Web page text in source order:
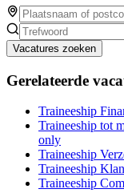
Vacatures zoeken
Gerelateerde
Traineeship
Traineeship tot
only
Traineeship
Traineeship
Traineeship